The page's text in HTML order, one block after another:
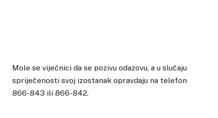
Mole se vijećnici da se pozivu odazovu, a u slučaju
spriječenosti svoj izostanak opravdaju na telefon
866-843 ili 866-842.